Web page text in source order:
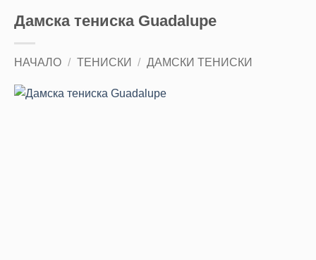
Дамска тениска Guadalupe
НАЧАЛО / ТЕНИСКИ / ДАМСКИ ТЕНИСКИ